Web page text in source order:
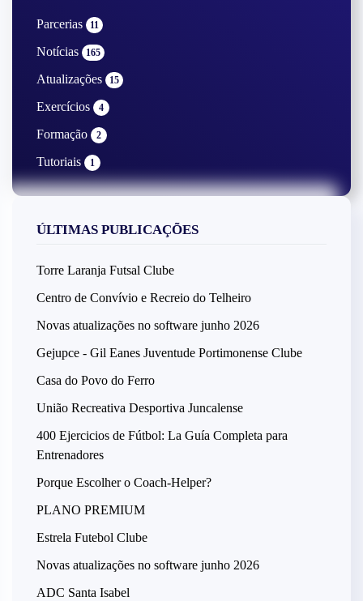
Parcerias 11
Notícias 165
Atualizações 15
Exercícios 4
Formação 2
Tutoriais 1
ÚLTIMAS PUBLICAÇÕES
Torre Laranja Futsal Clube
Centro de Convívio e Recreio do Telheiro
Novas atualizações no software junho 2026
Gejupce - Gil Eanes Juventude Portimonense Clube
Casa do Povo do Ferro
União Recreativa Desportiva Juncalense
400 Ejercicios de Fútbol: La Guía Completa para
Entrenadores
Porque Escolher o Coach-Helper?
PLANO PREMIUM
Estrela Futebol Clube
Novas atualizações no software junho 2026
ADC Santa Isabel